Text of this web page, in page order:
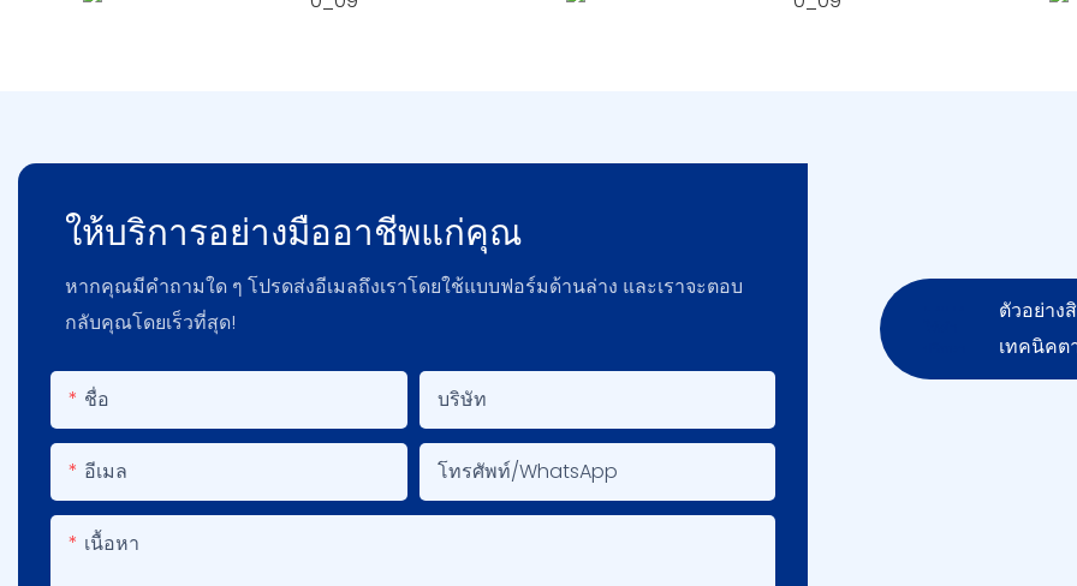
ให้บริการอย่างมืออาชีพแก่คุณ
หากคุณมีคำถามใด ๆ โปรดส่งอีเมลถึงเราโดยใช้แบบฟอร์มด้านล่าง และเราจะตอบ
กลับคุณโดยเร็วที่สุด!
ชื่อ บริษัท
อีเมล โทรศัพท์/WhatsApp
เนื้อหา
ตัวอย่าง
เทคนิค